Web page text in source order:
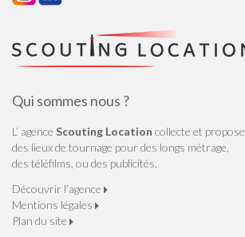
Qui sommes nous ?
L’ agence Scouting Location collecte et propose
des lieux de tournage pour des longs métrage,
des téléfilms, ou des publicités.
Découvrir l’agence
Mentions légales
Plan du site